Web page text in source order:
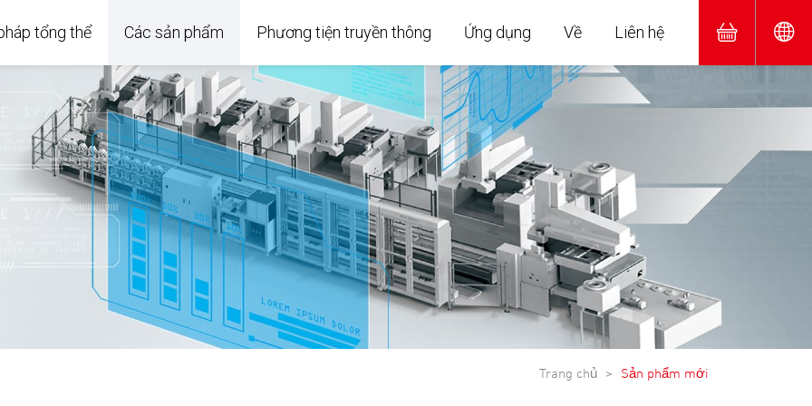
tổng thể Các sản phẩm Phương tiện truyền thông Ứng dụng Về Liên hệ
Trang chủ Sản phẩm mới